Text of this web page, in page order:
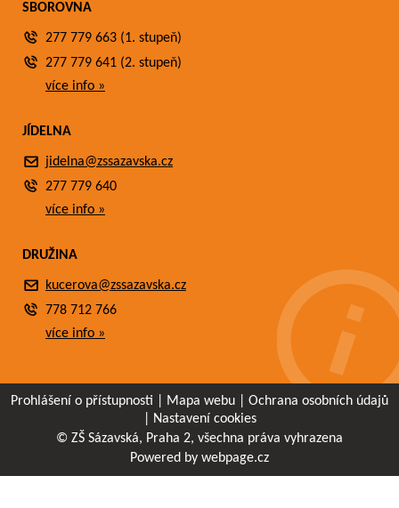
SBOROVNA
277 779 663 (1. stupeň)
277 779 641 (2. stupeň)
více info »
JÍDELNA
jidelna@zssazavska.cz
277 779 640
více info »
DRUŽINA
kucerova@zssazavska.cz
778 712 766
více info »
Prohlášení o přístupnosti Mapa webu
Ochrana osobních údajů
Nastavení cookies
© ZŠ Sázavská, Praha 2, všechna práva vyhrazena
Powered by webpage.cz